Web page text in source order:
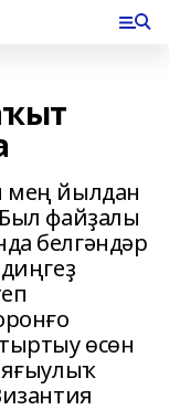
мең йылдан
файҙалы
белгәндәр
өсөн
яғыулыҡ